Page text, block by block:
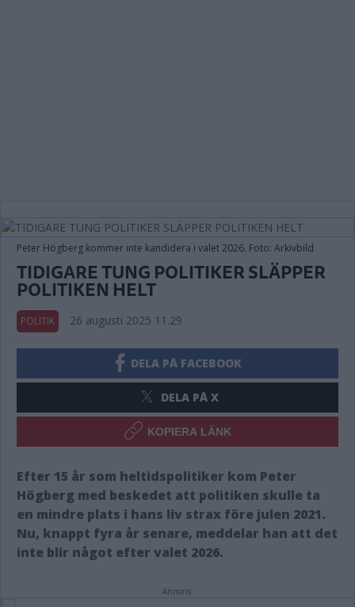
Peter Högberg kommer inte kandidera i valet 2026. Foto: Arkivbild
TIDIGARE TUNG POLITIKER SLÄPPER
POLITIKEN HELT
POLITIK 26 augusti 2025 11.29
DELA PÅ FACEBOOK
DELA PÅ X
KOPIERA LÄNK
Efter 15 år som heltidspolitiker kom Peter
Högberg med beskedet att politiken skulle ta
en mindre plats i hans liv strax före julen 2021.
Nu, knappt fyra år senare, meddelar han att det
inte blir något efter valet 2026.
Annons: